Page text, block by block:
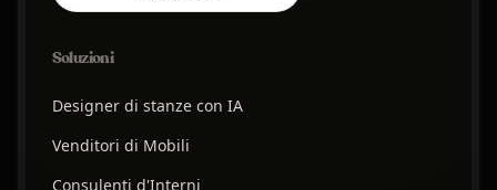
Soluzioni
Designer di stanze con IA
Venditori di Mobili
Consulenti d'Interni